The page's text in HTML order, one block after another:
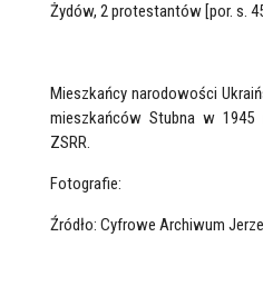
Żydów, 2 protestantów [por. s.
Mieszkańcy narodowości
mieszkańców Stubna w
ZSRR.
Fotografie:
Źródło: Cyfrowe Archiwum